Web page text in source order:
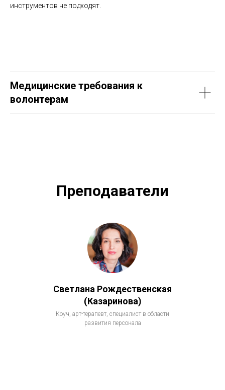
инструментов не подходят.
Медицинские требования к
волонтерам
Преподаватели
Светлана Рождественская
(Казаринова)
Коуч, арт-терапевт, специалист в области
развития персонала